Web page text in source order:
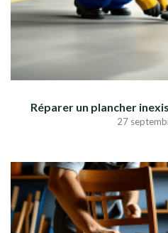
Réparer un plancher
27